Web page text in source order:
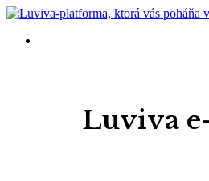
Luviva